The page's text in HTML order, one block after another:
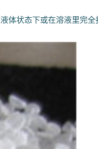
体状态下或在溶液里完